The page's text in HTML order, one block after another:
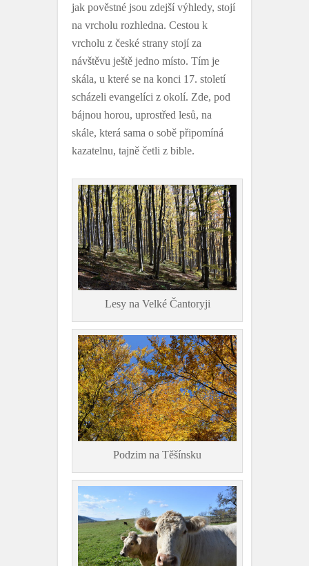
jak pověstné jsou zdejší výhledy, stojí
na vrcholu rozhledna. Cestou k
vrcholu z české strany stojí za
návštěvu ještě jedno místo. Tím je
skála, u které se na konci 17. století
scházeli evangelíci z okolí. Zde, pod
bájnou horou, uprostřed lesů, na
skále, která sama o sobě připomíná
kazatelnu, tajně četli z bible.
Lesy na Velké Čantoryji
Podzim na Těšínsku